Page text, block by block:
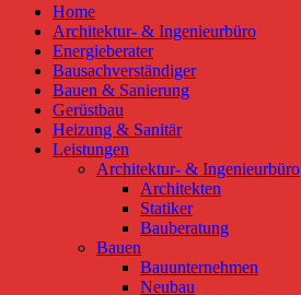
Home
Architektur- & Ingenieurbüro
Energieberater
Bausachverständiger
Bauen & Sanierung
Gerüstbau
Heizung & Sanitär
Leistungen
Architektur- & Ingenieurbüro
Architekten
Statiker
Bauberatung
Bauen
Bauunternehmen
Neubau